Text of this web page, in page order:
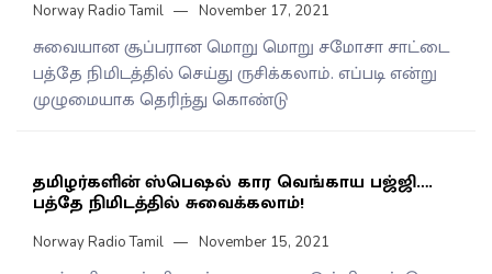
Norway Radio Tamil November 17, 2021
சுவையான சூப்பரான மொறு மொறு சமோசா சாட்டை
பத்தே நிமிடத்தில் செய்து ருசிக்கலாம். எப்படி என்று
முழுமையாக தெரிந்து கொண்டு
தமிழர்களின் ஸ்பெஷல் கார வெங்காய பஜ்ஜி….
பத்தே நிமிடத்தில் சுவைக்கலாம்!
Norway Radio Tamil November 15, 2021